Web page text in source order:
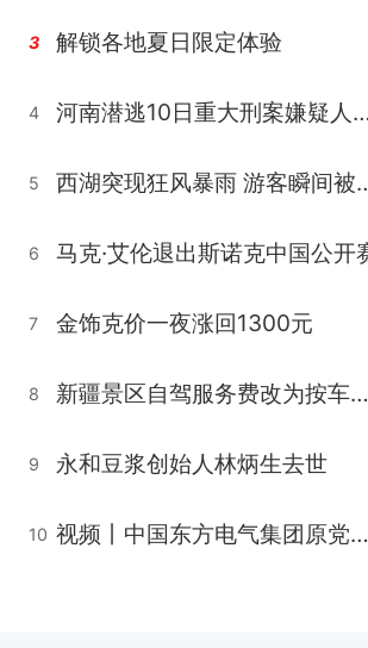
3 解锁各地夏日限定体验
4 河南潜逃10日重大
5 西湖突现狂
6 马克·艾伦退出斯诺克中国公开
7 金饰克价一夜涨回1300元
8 新疆景区自驾服务费改为按车收费
9 永和豆浆创始人林炳生去世
10 视频丨中国东方电气集团原党组副书记、董事宋致远被查